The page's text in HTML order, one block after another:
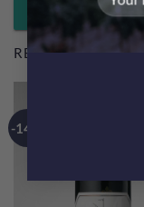
Whatsapp
RELATED
-14%